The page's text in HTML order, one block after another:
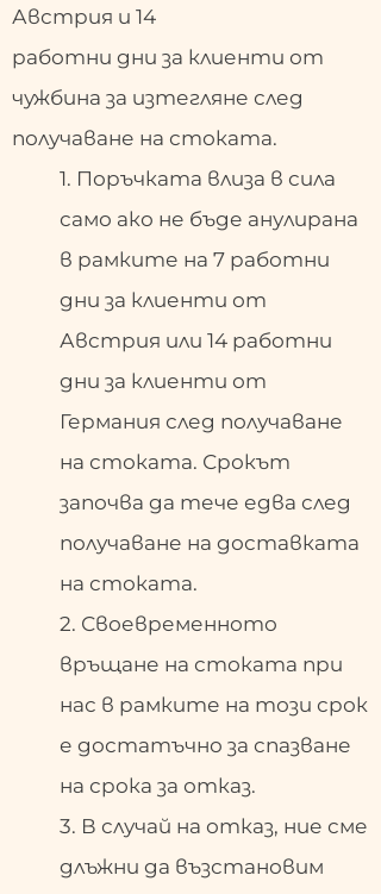
Австрия и 14
работни дни за клиенти от
чужбина за изтегляне след
получаване на стоката.
1. Поръчката влиза в сила
само ако не бъде анулирана
в рамките на 7 работни
дни за клиенти от
Австрия или 14 работни
дни за клиенти от
Германия след получаване
на стоката. Срокът
започва да тече едва след
получаване на доставката
на стоката.
2. Своевременното
връщане на стоката при
нас в рамките на този срок
е достатъчно за спазване
на срока за отказ.
3. В случай на отказ, ние сме
длъжни да възстановим